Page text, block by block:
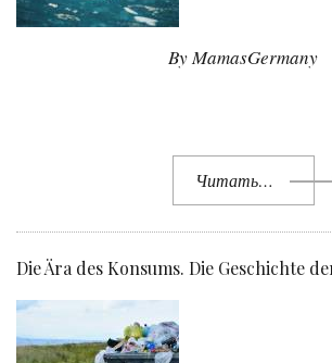
By MamasGermany
Читать…
Die Ära des Konsums. Die Geschichte